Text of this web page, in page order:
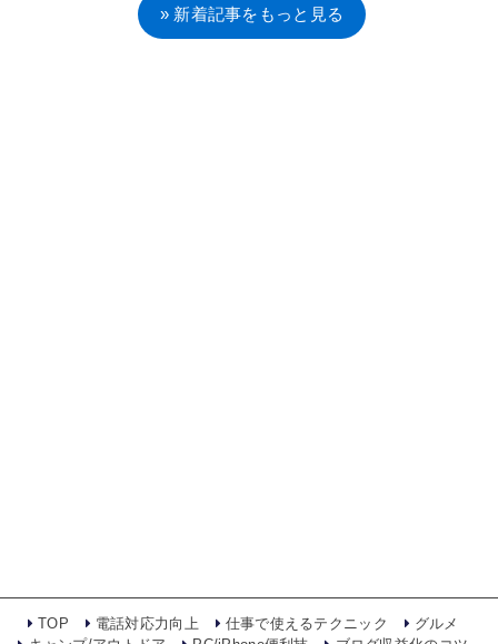
» 新着記事をもっと見る
TOP 電話対応力向上 仕事で使えるテクニック
グルメ